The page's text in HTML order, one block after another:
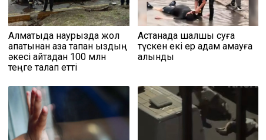
Алматыда наурызда жол
апатынан қаза тапқан қыздың
әкесі қайтадан 100 млн
теңге талап етті
Астанада шалшық суға
түскен екі ер адам қамауға
алынды